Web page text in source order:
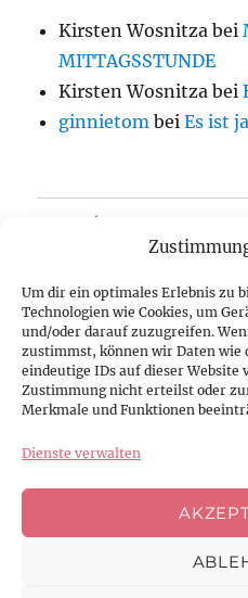
Um dir ein optimales Erlebnis zu
Technologien wie Cookies, um
und/oder darauf zuzugreifen.
zustimmst, können wir Daten wie
eindeutige IDs auf dieser Website
Zustimmung nicht erteilst oder
Merkmale und Funktionen
Dienste verwalten
Kirsten Wosnitza bei
MITTAGSSTUNDE
Kirsten Wosnitza bei
ginnietom beiEs ist
Kontakt
Datenschutzerklärung
Cookie-Richtlinie (EU)
Instagram
Youtube